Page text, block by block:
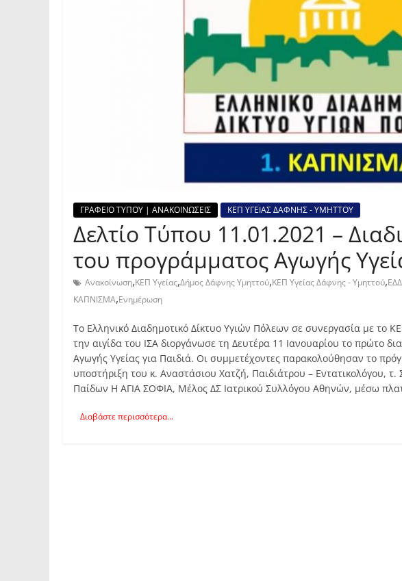
ΓΡΑΦΕΙΟ ΤΥΠΟΥ | ΑΝΑΚΟΙΝΩΣΕΙΣ ΚΕΠ ΥΓΕΙΑΣ ΔΑΦΝΗΣ - ΥΜΗΤΤΟΥ
Δελτίο Τύπου 11.01.2021 –
του προγράμματος Αγωγής
Ανακοίνωση,ΚΕΠ Υγείας,Δήμος Δάφνης Υμηττού,ΚΕΠ Υγείας Δάφνης - Υμηττού,
ΚΑΠΝΙΣΜΑ,Ενημέρωση
Tο Ελληνικό Διαδημοτικό Δίκτυο Υγιών Πόλεων σε συνεργασία με το
την αιγίδα του ΙΣΑ διοργάνωσε τη Δευτέρα 11 Ιανουαρίου το πρώτο
Αγωγής Υγείας για Παιδιά. Οι συμμετέχοντες παρακολούθησαν το
υποστήριξη του κ. Αναστάσιου Χατζή, Παιδιάτρου – Εντατικολόγου,
Παίδων Η ΑΓΙΑ ΣΟΦΙΑ, Μέλος ΔΣ Ιατρικού Συλλόγου Αθηνών, μέσω
Διαβάστε περισσότερα...